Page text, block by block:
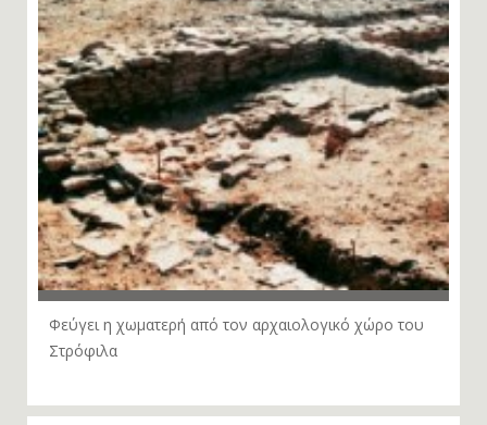
Φεύγει η χωματερή από τον αρχαιολογικό χώρο του
Στρόφιλα